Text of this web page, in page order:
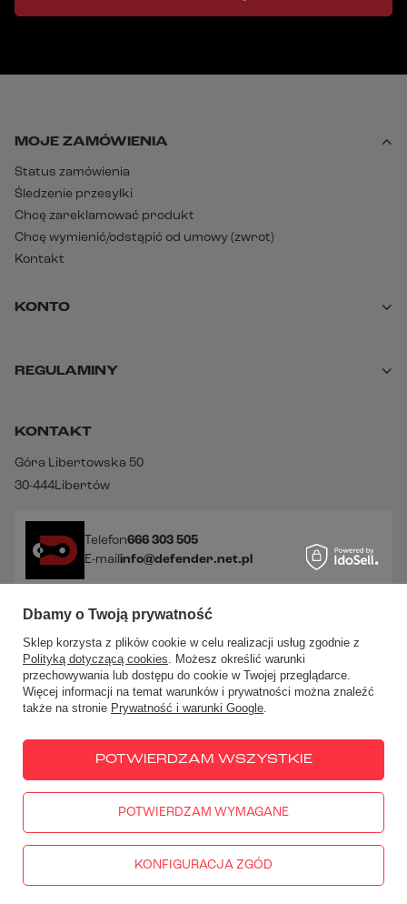
MOJE ZAMÓWIENIA
Status zamówienia
Śledzenie przesyłki
Chcę zareklamować produkt
Chcę wymienić/odstąpić od umowy (zwrot)
Kontakt
KONTO
REGULAMINY
KONTAKT
Góra Libertowska 50
30-444Libertów
Telefon666 303 505
E-mailinfo@defender.net.pl
666 303 505 PN - PT: 10:00-18:00
info@defender.net.pl
DEFENDER Akcesoria Motocyklowe,Góra Libertowska 50
Dbamy o Twoją prywatność
Sklep korzysta z plików cookie w celu realizacji usług zgodnie z
Polityką dotyczącą cookies. Możesz określić warunki
przechowywania lub dostępu do cookie w Twojej przeglądarce.
Więcej informacji na temat warunków i prywatności można znaleźć
także na stronie Prywatność i warunki Google.
POTWIERDZAM WYMAGANE
KONFIGURACJA ZGÓD
POTWIERDZAM WSZYSTKIE